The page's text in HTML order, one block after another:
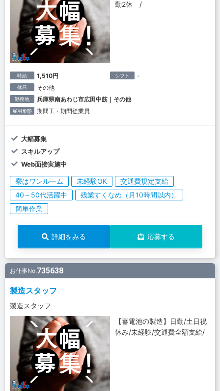
勤2休 /
時給 1,510円 シフト -
休日 その他
勤務地 兵庫県南あわじ市広田中筋｜その他
雇用形態 期間工・期間従業員
大幅募集
スキルアップ
Web面接実施中
寮はワンルーム 未経験OK
交通費規定支給
40～50代活躍中
残業すくなめ（月10時間以内）
簡単作業
詳細をみる 応募する
お仕事No.735638
製造スタッフ
製造スタッフ
【蓄電池の製造】日勤/土日祝
休み/未経験/交通費全額支給/